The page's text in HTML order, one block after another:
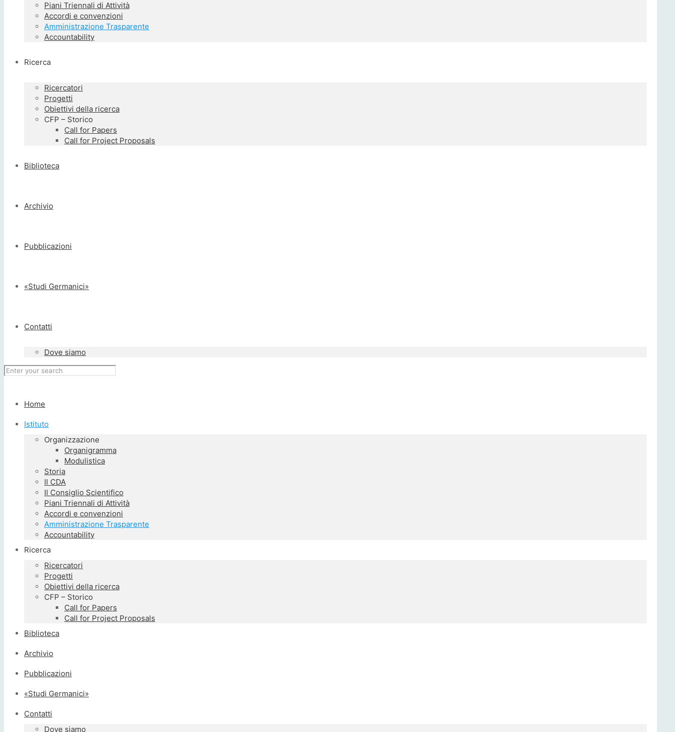
Piani Triennali di Attività
Accordi e convenzioni
Amministrazione Trasparente
Accountability
Ricerca
Ricercatori
Progetti
Obiettivi della ricerca
CFP – Storico
Call for Papers
Call for Project Proposals
Biblioteca
Archivio
Pubblicazioni
«Studi Germanici»
Contatti
Dove siamo
Home
Istituto
Organizzazione
Organigramma
Modulistica
Storia
Il CDA
Il Consiglio Scientifico
Piani Triennali di Attività
Accordi e convenzioni
Amministrazione Trasparente
Accountability
Ricerca
Ricercatori
Progetti
Obiettivi della ricerca
CFP – Storico
Call for Papers
Call for Project Proposals
Biblioteca
Archivio
Pubblicazioni
«Studi Germanici»
Contatti
Dove siamo